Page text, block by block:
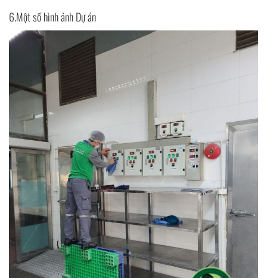
6.Một số hình ảnh Dự án